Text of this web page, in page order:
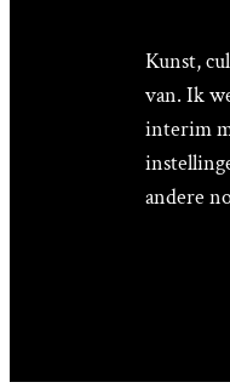
Kunst,
van. Ik
interim
andere